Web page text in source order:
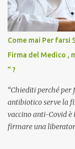
Come mai Per
Firma del Medico ,
” ?
“Chiediti perché
antibiotico serve la
vaccino anti-Covid
firmare una